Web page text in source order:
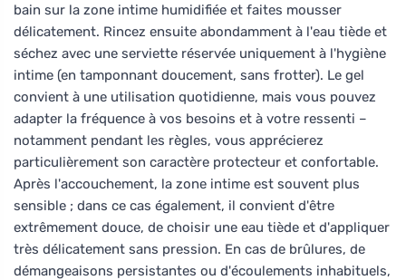
bain sur la zone intime humidifiée et faites mousser
délicatement. Rincez ensuite abondamment à l'eau tiède et
séchez avec une serviette réservée uniquement à l'hygiène
intime (en tamponnant doucement, sans frotter). Le gel
convient à une utilisation quotidienne, mais vous pouvez
adapter la fréquence à vos besoins et à votre ressenti –
notamment pendant les règles, vous apprécierez
particulièrement son caractère protecteur et confortable.
Après l'accouchement, la zone intime est souvent plus
sensible ; dans ce cas également, il convient d'être
extrêmement douce, de choisir une eau tiède et d'appliquer
très délicatement sans pression. En cas de brûlures, de
démangeaisons persistantes ou d'écoulements inhabituels,